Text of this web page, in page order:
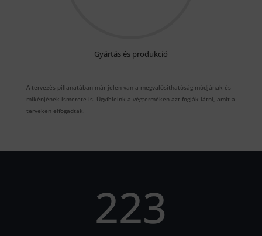
Gyártás és produkció
A tervezés pillanatában már jelen van a megvalósíthatóság módjának és
mikénjének ismerete is. Ügyfeleink a végterméken azt fogják látni, amit a
terveken elfogadtak.
223